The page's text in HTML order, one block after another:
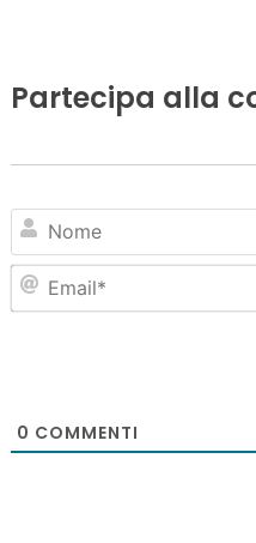
Partecipa alla
0 COMMENTI